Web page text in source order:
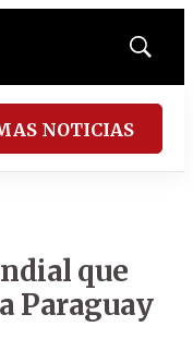
Mostrar
NOTICIAS
que
Paraguay